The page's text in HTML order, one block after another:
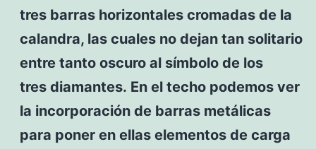
tres barras horizontales cromadas de la
calandra, las cuales no dejan tan solitario
entre tanto oscuro al símbolo de los
tres diamantes. En el techo podemos ver
la incorporación de barras metálicas
para poner en ellas elementos de carga